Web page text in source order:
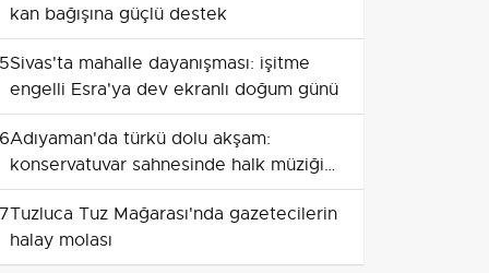
kan bağışına güçlü destek
5Sivas'ta mahalle dayanışması: işitme
engelli Esra'ya dev ekranlı doğum günü
6Adıyaman'da türkü dolu akşam:
konservatuvar sahnesinde halk müziği
coşkusu
7Tuzluca Tuz Mağarası'nda gazetecilerin
halay molası